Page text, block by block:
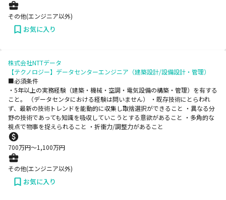
その他(エンジニア以外)
お気に入り
株式会社NTTデータ
【テクノロジー】データセンターエンジニア（建築設計/設備設計・管理）
■必須条件
・5年以上の実務経験（建築・機械・空調・電気設備の構築・管理）を有する
こと。 （データセンタにおける経験は問いません） ・既存技術にとらわれ
ず、最新の技術トレンドを能動的に収集し取捨選択ができること ・異なる分
野の技術であっても知識を吸収していこうとする意欲があること ・多角的な
視点で物事を捉えられること ・折衝力/調整力があること
700万円〜1,100万円
その他(エンジニア以外)
お気に入り